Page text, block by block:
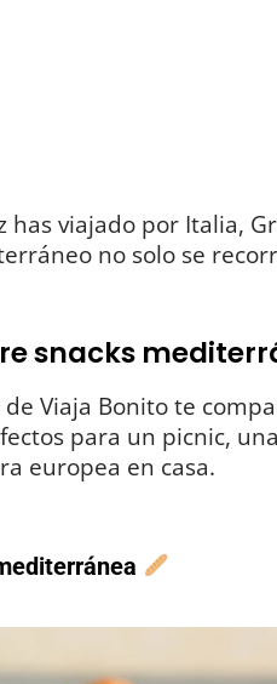
has viajado por Italia,
no solo se
snacks
de Viaja Bonito te
para un picnic,
europea en casa.